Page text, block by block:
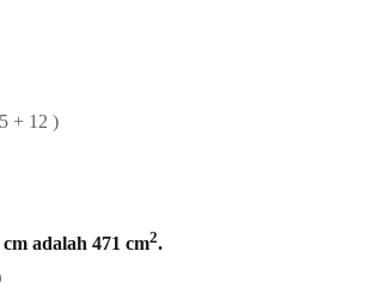
)
adalah 471 cm2.